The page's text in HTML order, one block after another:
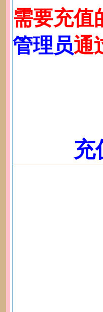
需要充值
管理员通
充